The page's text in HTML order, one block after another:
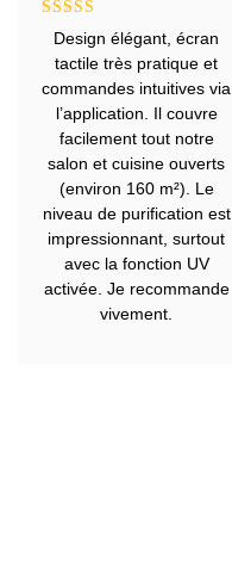
Note 5
sur
Design élégant, écran
tactile très pratique et
commandes intuitives via
l’application. Il couvre
facilement tout notre
salon et cuisine ouverts
(environ 160 m²). Le
niveau de purification est
impressionnant, surtout
avec la fonction UV
activée. Je recommande
vivement.